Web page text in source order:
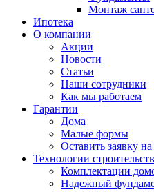
Монтаж
Ипотека
О компании
Акции
Новости
Статьи
Наши сотрудники
Как мы работаем
Гарантии
Дома
Малые формы
Оставить заявку
Технологии
Комплектации
Надежный